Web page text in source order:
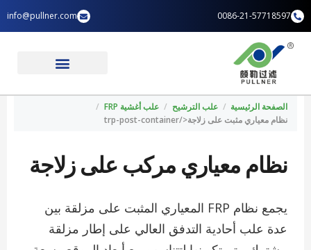
تخطي
إلى
المحتوى
0086-21-57718597
info@pullner.com
الصفحة الرئيسية / علب الترشيح / علب أغشية FRP
/
نظام معياري مثبت على زلاجة</trp-post-container
نظام معياري مركب على زلاجة
يجمع نظام FRP المعياري المثبت على مزلقة بين
عدة علب أحادية التدفق العالي على إطار مزلقة